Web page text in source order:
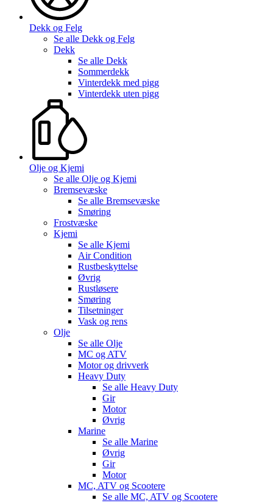
Dekk og Felg
Se alle Dekk og Felg
Dekk
Se alle Dekk
Sommerdekk
Vinterdekk med pigg
Vinterdekk uten pigg
Olje og Kjemi
Se alle Olje og Kjemi
Bremsevæske
Se alle Bremsevæske
Smøring
Frostvæske
Kjemi
Se alle Kjemi
Air Condition
Rustbeskyttelse
Øvrig
Rustløsere
Smøring
Tilsetninger
Vask og rens
Olje
Se alle Olje
MC og ATV
Motor og drivverk
Heavy Duty
Se alle Heavy Duty
Gir
Motor
Øvrig
Marine
Se alle Marine
Øvrig
Gir
Motor
MC, ATV og Scootere
Se alle MC, ATV og Scootere